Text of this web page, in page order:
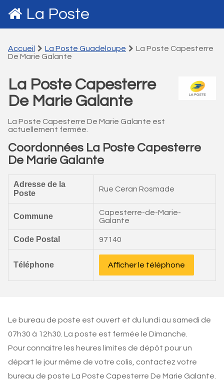
La Poste
Accueil La Poste Guadeloupe
La Poste Capesterre
De Marie Galante
La Poste Capesterre
De Marie Galante
La Poste Capesterre De Marie Galante est
actuellement fermée.
Coordonnées La Poste Capesterre
De Marie Galante
Adresse de la
Poste
Rue Ceran Rosmade
Commune
Capesterre-de-Marie-
Galante
Code Postal 97140
Téléphone Afficher le téléphone
Le bureau de poste est ouvert et du lundi au samedi de
07h30 à 12h30. La poste est fermée le Dimanche.
Pour connaitre les heures limites de dépôt pour un
départ le jour même de votre colis, contactez votre
bureau de poste La Poste Capesterre De Marie Galante.